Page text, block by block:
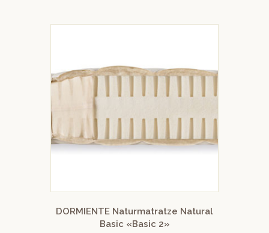
DORMIENTE Naturmatratze Natural
Basic «Basic 2»